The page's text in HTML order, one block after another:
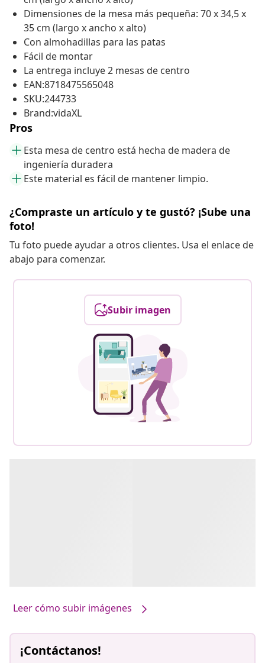
Dimensiones de la mesa más pequeña: 70 x 34,5 x
35 cm (largo x ancho x alto)
Con almohadillas para las patas
Fácil de montar
La entrega incluye 2 mesas de centro
EAN:8718475565048
SKU:244733
Brand:vidaXL
Pros
Esta mesa de centro está hecha de madera de
ingeniería duradera
Este material es fácil de mantener limpio.
¿Compraste un artículo y te gustó? ¡Sube una
foto!
Tu foto puede ayudar a otros clientes. Usa el enlace de
abajo para comenzar.
Subir imagen
Leer cómo subir imágenes
¡Contáctanos!